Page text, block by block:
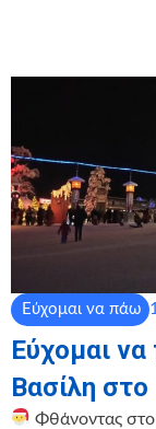
Εύχομαι να πάω
Εύχομαι
Βασίλη στο
Φθάνοντας στο